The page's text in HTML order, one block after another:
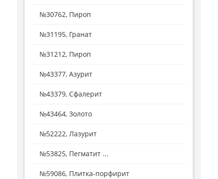
№30762, Пироп
№31195, Гранат
№31212, Пироп
№43377, Азурит
№43379, Сфалерит
№43464, Золото
№52222, Лазурит
№53825, Пегматит ...
№59086, Плитка-порфирит